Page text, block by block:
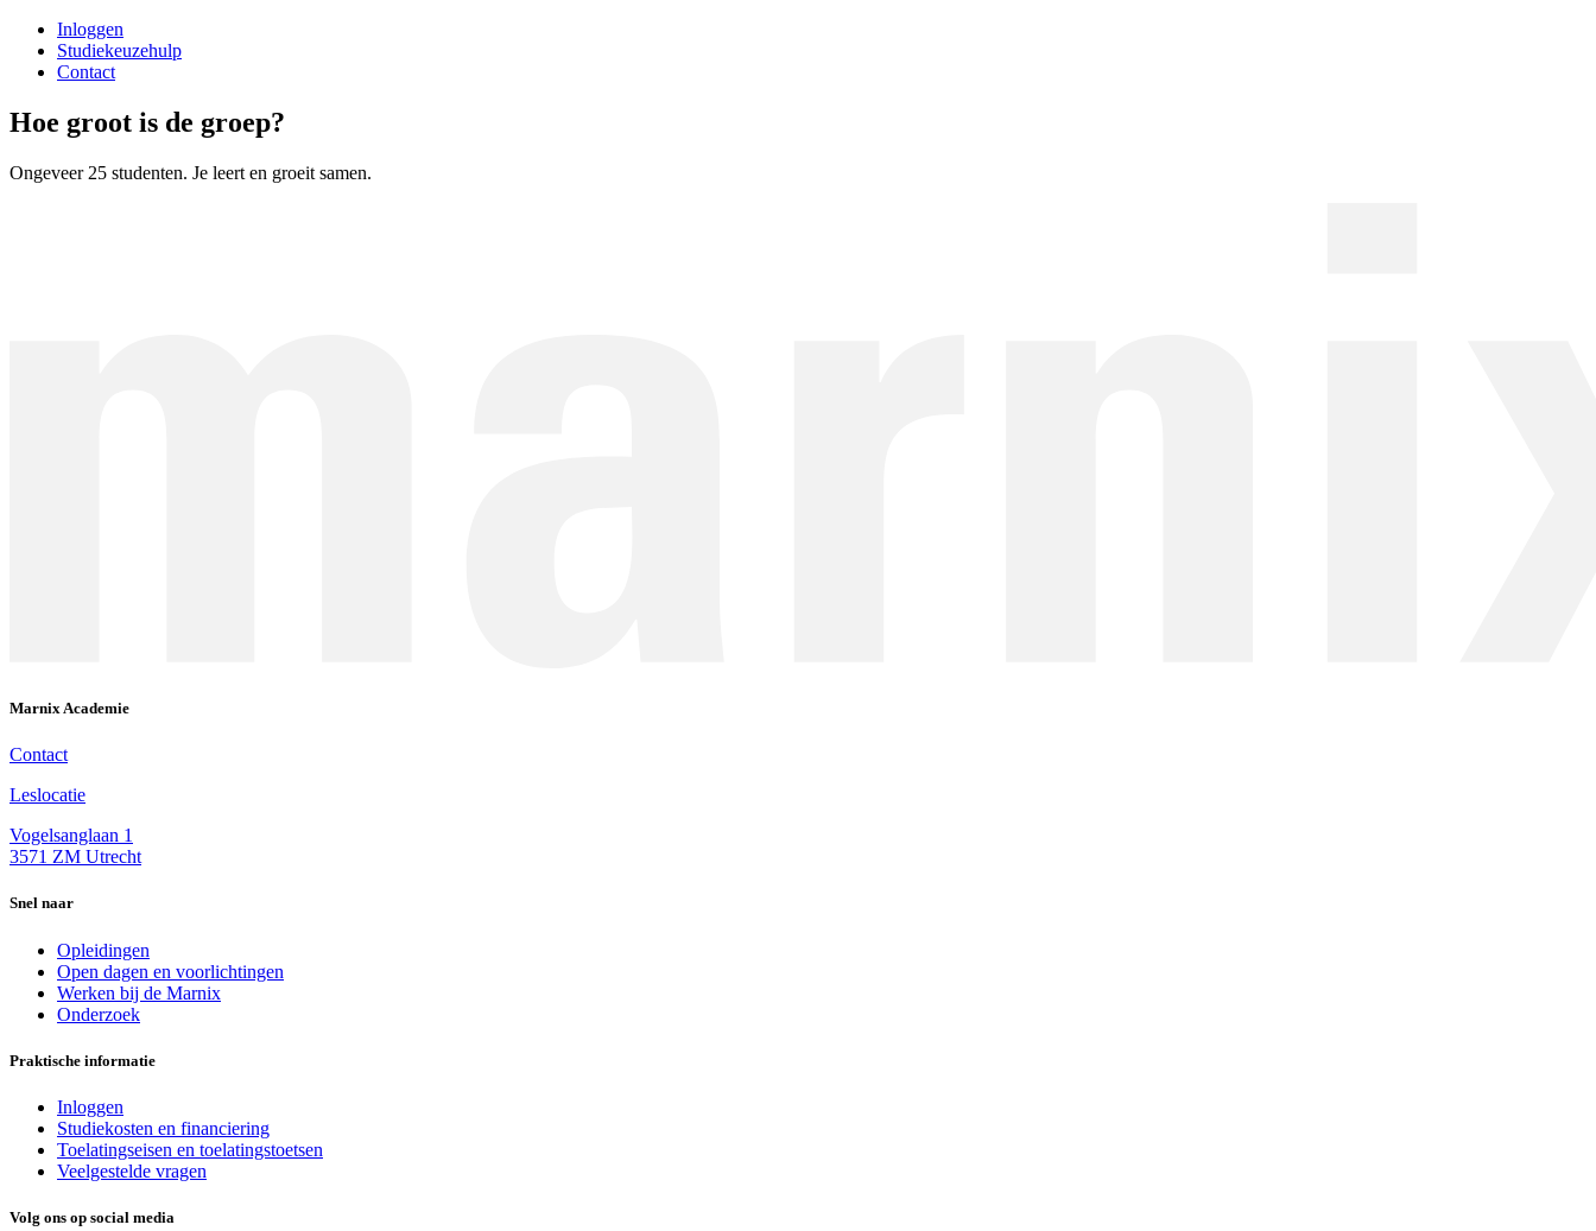
Inloggen
Studiekeuzehulp
Contact
Hoe groot is de groep?
Ongeveer 25 studenten. Je leert en groeit samen.
Marnix Academie
Contact
Leslocatie
Vogelsanglaan 1
3571 ZM Utrecht
Snel naar
Opleidingen
Open dagen en voorlichtingen
Werken bij de Marnix
Onderzoek
Praktische informatie
Inloggen
Studiekosten en financiering
Toelatingseisen en toelatingstoetsen
Veelgestelde vragen
Volg ons op social media